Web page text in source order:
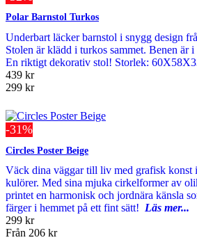
Polar Barnstol Turkos
Underbart läcker barnstol i snygg design
Stolen är klädd i turkos sammet. Benen är
En riktigt dekorativ stol! Storlek:
439 kr
299 kr
-31%
Circles Poster Beige
Väck dina väggar till liv med grafisk konst
kulörer. Med sina mjuka cirkelformer av
printet en harmonisk och jordnära känsla
färger i hemmet på ett fint sätt! Läs mer...
299 kr
Från 206 kr